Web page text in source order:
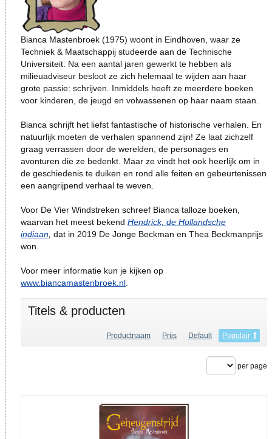
Bianca Mastenbroek (1975) woont in Eindhoven, waar ze
Techniek & Maatschappij studeerde aan de Technische
Universiteit. Na een aantal jaren gewerkt te hebben als
milieuadviseur besloot ze zich helemaal te wijden aan haar
grote passie: schrijven. Inmiddels heeft ze meerdere boeken
voor kinderen, de jeugd en volwassenen op haar naam staan.
Bianca schrijft het liefst fantastische of historische verhalen. En
natuurlijk moeten de verhalen spannend zijn! Ze laat zichzelf
graag verrassen door de werelden, de personages en
avonturen die ze bedenkt. Maar ze vindt het ook heerlijk om in
de geschiedenis te duiken en rond alle feiten en gebeurtenissen
een aangrijpend verhaal te weven.
Voor De Vier Windstreken schreef Bianca talloze boeken,
waarvan het meest bekend Hendrick, de Hollandsche
indiaan, dat in 2019 De Jonge Beckman en Thea Beckmanprijs
won.
Voor meer informatie kun je kijken op
www.biancamastenbroek.nl.
Titels & producten
Productnaam Prijs Default Populair
per page